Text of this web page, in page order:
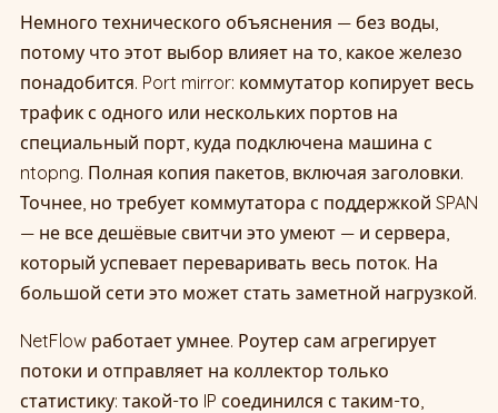
Немного технического объяснения — без воды,
потому что этот выбор влияет на то, какое железо
понадобится. Port mirror: коммутатор копирует весь
трафик с одного или нескольких портов на
специальный порт, куда подключена машина с
ntopng. Полная копия пакетов, включая заголовки.
Точнее, но требует коммутатора с поддержкой SPAN
— не все дешёвые свитчи это умеют — и сервера,
который успевает переваривать весь поток. На
большой сети это может стать заметной нагрузкой.
NetFlow работает умнее. Роутер сам агрегирует
потоки и отправляет на коллектор только
статистику: такой-то IP соединился с таким-то,